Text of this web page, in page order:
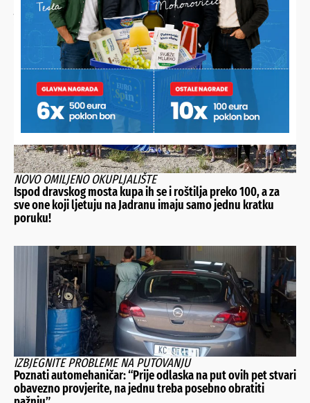
JESTE LI ZNALI?
Ana desetljećima priprema najbolju zimnicu, a sada je
otkrila svoj jednostavni recept i iznenadila brojne domaćice
NOVO OMILJENO OKUPLJALIŠTE
Ispod dravskog mosta kupa ih se i roštilja preko 100, a za
sve one koji ljetuju na Jadranu imaju samo jednu kratku
poruku!
IZBJEGNITE PROBLEME NA PUTOVANJU
Poznati automehaničar: “Prije odlaska na put ovih pet stvari
obavezno provjerite, na jednu treba posebno obratiti